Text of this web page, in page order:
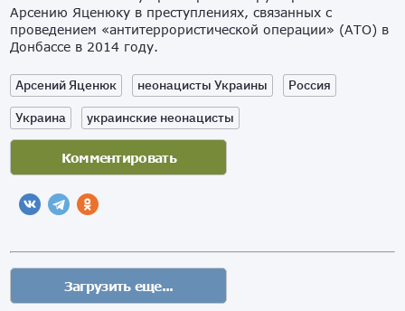
Арсению Яценюку в преступлениях, связанных с
проведением «антитеррористической операции» (АТО) в
Донбассе в 2014 году.
Арсений Яценюк неонацисты Украины
Россия
Украина
украинские неонацисты